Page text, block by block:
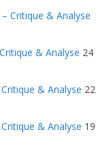
Critique & Analyse
& Analyse 24
& Analyse 22
& Analyse 19